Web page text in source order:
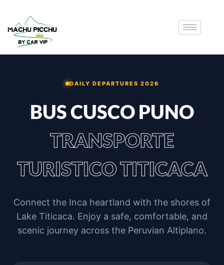
DAILY DEPARTURES 2026
BUS CUSCO PUNO
TRANSPORTE
TURISTICO TITICACA
Connect the Inca heartland with the shores of
Lake Titicaca. Enjoy a safe, comfortable, and
scenic journey across the Peruvian Altiplano.